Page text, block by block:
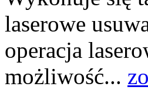
laserowe
operacja
możliwość...